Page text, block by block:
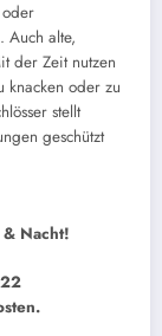
Auch alte,
der Zeit nutzen
knacken oder zu
stellt
geschützt
Nacht!